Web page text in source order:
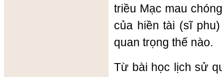
triều Mạc mau
của hiền tài (sĩ
quan trọng thế nào.
Từ bài học lịch sử